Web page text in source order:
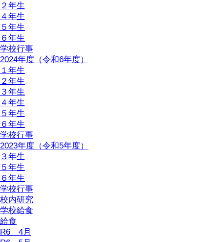
２年生
４年生
５年生
６年生
学校行事
2024年度（令和6年度）
１年生
２年生
３年生
４年生
５年生
６年生
学校行事
2023年度（令和5年度）
３年生
５年生
６年生
学校行事
校内研究
学校給食
給食
R6 4月